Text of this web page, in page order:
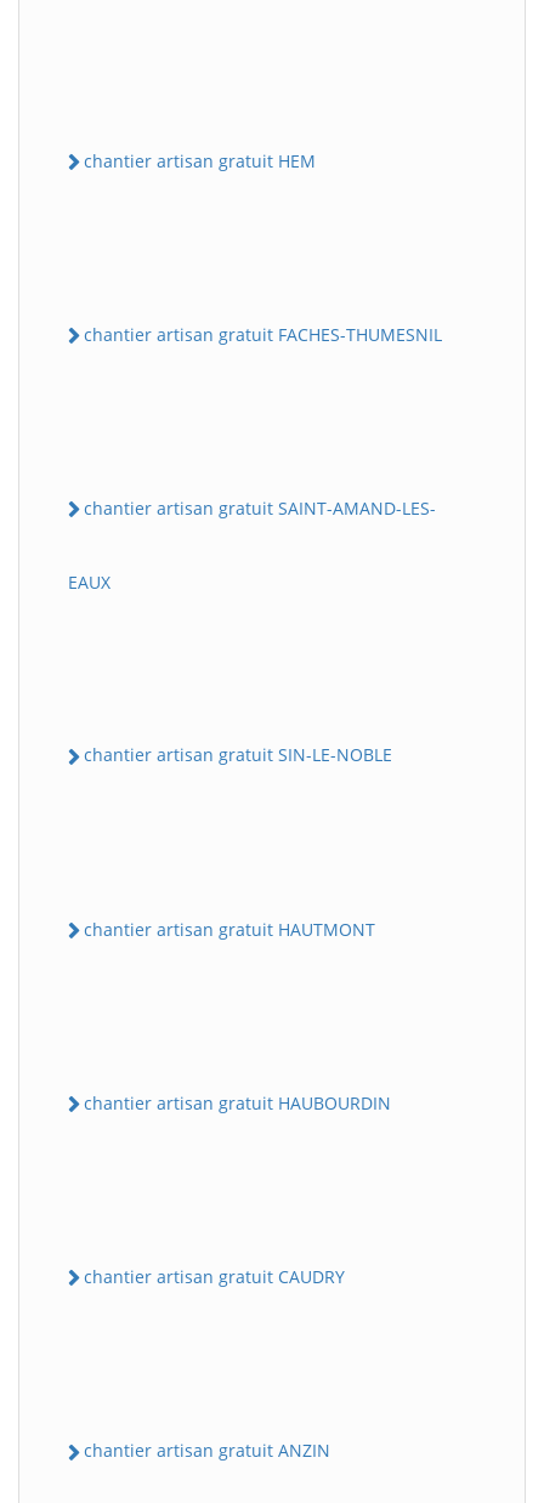
chantier artisan gratuit HEM
chantier artisan gratuit FACHES-THUMESNIL
chantier artisan gratuit SAINT-AMAND-LES-
EAUX
chantier artisan gratuit SIN-LE-NOBLE
chantier artisan gratuit HAUTMONT
chantier artisan gratuit HAUBOURDIN
chantier artisan gratuit CAUDRY
chantier artisan gratuit ANZIN